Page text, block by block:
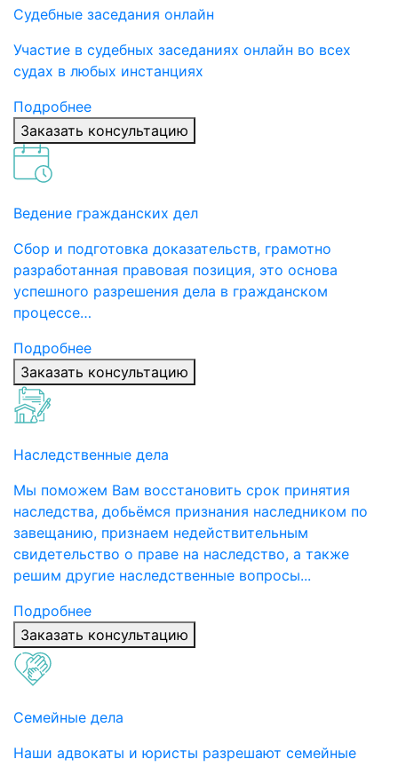
Судебные заседания онлайн
Участие в судебных заседаниях онлайн во всех
судах в любых инстанциях
Подробнее
Заказать консультацию
Ведение гражданских дел
Сбор и подготовка доказательств, грамотно
разработанная правовая позиция, это основа
успешного разрешения дела в гражданском
процессе…
Подробнее
Заказать консультацию
Наследственные дела
Мы поможем Вам восстановить срок принятия
наследства, добьёмся признания наследником по
завещанию, признаем недействительным
свидетельство о праве на наследство, а также
решим другие наследственные вопросы...
Подробнее
Заказать консультацию
Семейные дела
Наши адвокаты и юристы разрешают семейные